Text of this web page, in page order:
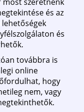
és az
és
továbbra is
online
hogy
nem, vagy